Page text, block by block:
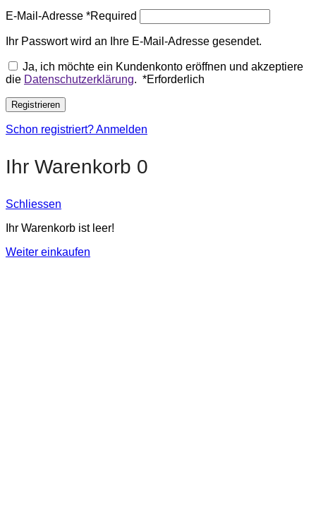
E-Mail-Adresse *Required
Ihr Passwort wird an Ihre E-Mail-Adresse gesendet.
Ja, ich möchte ein Kundenkonto eröffnen und akzeptiere
die Datenschutzerklärung. *Erforderlich
Registrieren
Schon registriert? Anmelden
Ihr Warenkorb 0
Schliessen
Ihr Warenkorb ist leer!
Weiter einkaufen